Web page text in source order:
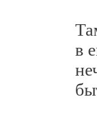
Там
в